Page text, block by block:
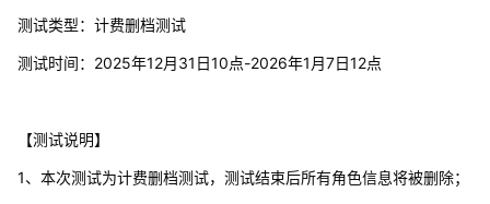
测试类型：计费删档测试
测试时间：2025年12月31日10点-2026年1月7日12点
【测试说明】
1、本次测试为计费删档测试，测试结束后所有角色信息将被删除；